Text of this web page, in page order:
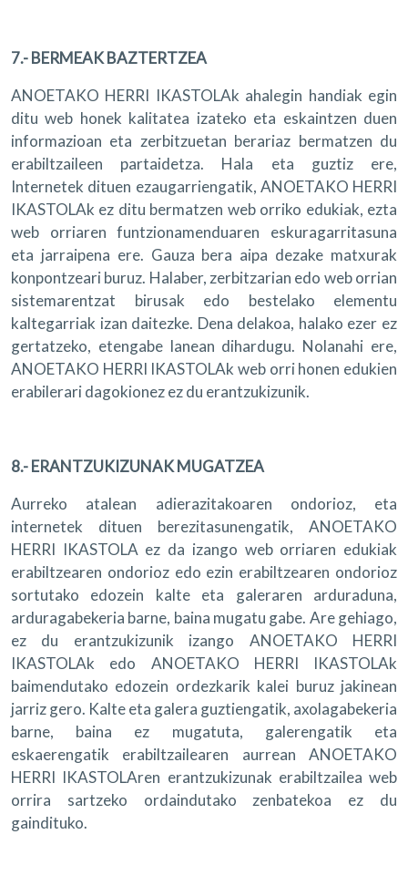
7.- BERMEAK BAZTERTZEA
ANOETAKO HERRI IKASTOLAk ahalegin handiak egin
ditu web honek kalitatea izateko eta eskaintzen duen
informazioan eta zerbitzuetan berariaz bermatzen du
erabiltzaileen partaidetza. Hala eta guztiz ere,
Internetek dituen ezaugarriengatik, ANOETAKO HERRI
IKASTOLAk ez ditu bermatzen web orriko edukiak, ezta
web orriaren funtzionamenduaren eskuragarritasuna
eta jarraipena ere. Gauza bera aipa dezake matxurak
konpontzeari buruz. Halaber, zerbitzarian edo web orrian
sistemarentzat birusak edo bestelako elementu
kaltegarriak izan daitezke. Dena delakoa, halako ezer ez
gertatzeko, etengabe lanean dihardugu. Nolanahi ere,
ANOETAKO HERRI IKASTOLAk web orri honen edukien
erabilerari dagokionez ez du erantzukizunik.
8.- ERANTZUKIZUNAK MUGATZEA
Aurreko atalean adierazitakoaren ondorioz, eta
internetek dituen berezitasunengatik, ANOETAKO
HERRI IKASTOLA ez da izango web orriaren edukiak
erabiltzearen ondorioz edo ezin erabiltzearen ondorioz
sortutako edozein kalte eta galeraren arduraduna,
arduragabekeria barne, baina mugatu gabe. Are gehiago,
ez du erantzukizunik izango ANOETAKO HERRI
IKASTOLAk edo ANOETAKO HERRI IKASTOLAk
baimendutako edozein ordezkarik kalei buruz jakinean
jarriz gero. Kalte eta galera guztiengatik, axolagabekeria
barne, baina ez mugatuta, galerengatik eta
eskaerengatik erabiltzailearen aurrean ANOETAKO
HERRI IKASTOLAren erantzukizunak erabiltzailea web
orrira sartzeko ordaindutako zenbatekoa ez du
gaindituko.